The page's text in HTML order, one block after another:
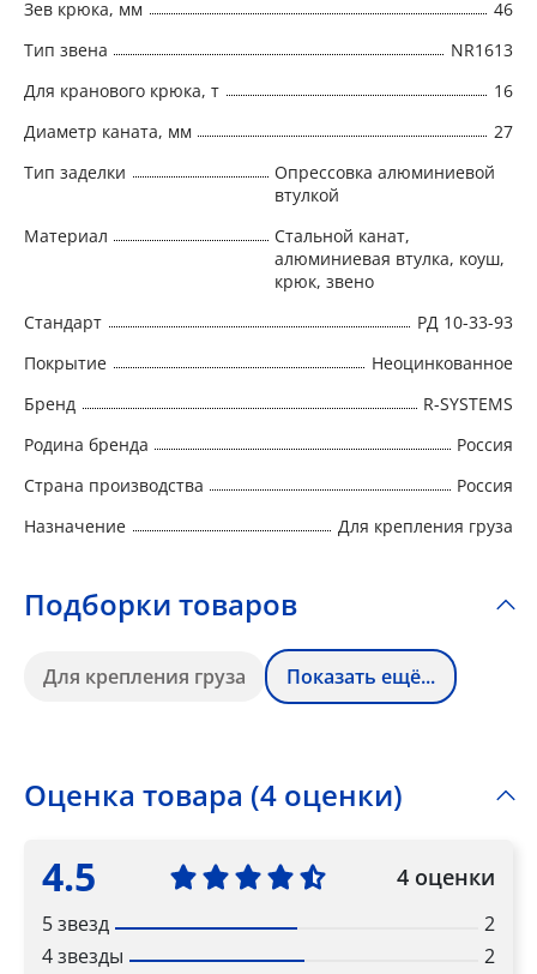
Зев крюка, мм
46
Тип звена
NR1613
Для кранового крюка, т
16
Диаметр каната, мм
27
Тип заделки
Опрессовка алюминиевой
втулкой
Материал
Стальной канат,
алюминиевая втулка, коуш,
крюк, звено
Стандарт
РД 10-33-93
Покрытие
Неоцинкованное
Бренд
R-SYSTEMS
Родина бренда
Россия
Страна производства
Россия
Назначение
Для крепления груза
Подборки товаров
Для крепления груза Показать ещё...
Оценка товара (4 оценки)
4.5 4 оценки
5 звезд
2
4 звезды
2